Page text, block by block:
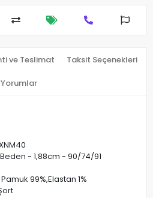
ve Teslimat Taksit Seçenekleri
Yorumlar
- 1,88cm - 90/74/91
99%,Elastan 1%